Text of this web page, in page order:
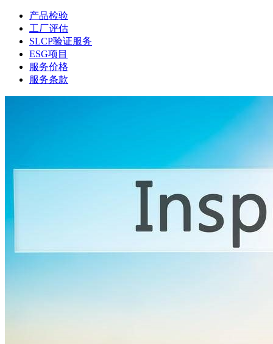
产品检验
工厂评估
SLCP验证服务
ESG项目
服务价格
服务条款